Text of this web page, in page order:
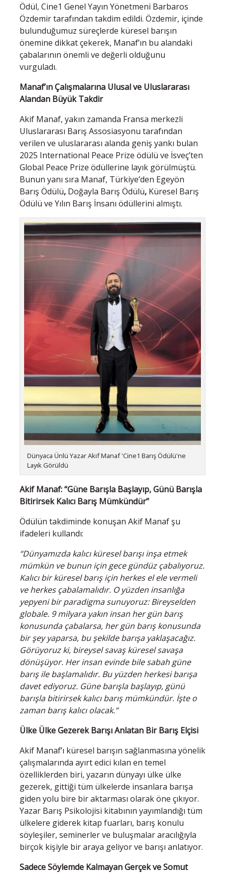
Ödül, Cine1 Genel Yayın Yönetmeni Barbaros
Özdemir tarafından takdim edildi. Özdemir, içinde
bulunduğumuz süreçlerde küresel barışın
önemine dikkat çekerek, Manaf’ın bu alandaki
çabalarının önemli ve değerli olduğunu
vurguladı.
Manaf’ın Çalışmalarına Ulusal ve Uluslararası
Alandan Büyük Takdir
Akif Manaf, yakın zamanda Fransa merkezli
Uluslararası Barış Assosiasyonu tarafından
verilen ve uluslararası alanda geniş yankı bulan
2025 International Peace Prize ödülü ve İsveç’ten
Global Peace Prize ödüllerine layık görülmüştü.
Bunun yanı sıra Manaf, Türkiye’den Egeyön
Barış Ödülü, Doğayla Barış Ödülü, Küresel Barış
Ödülü ve Yılın Barış İnsanı ödüllerini almıştı.
Dünyaca Ünlü Yazar Akif Manaf 'Cine1 Barış Ödülü'ne
Layık Görüldü
Akif Manaf: “Güne Barışla Başlayıp, Günü Barışla
Bitirirsek Kalıcı Barış Mümkündür”
Ödülün takdiminde konuşan Akif Manaf şu
ifadeleri kullandı:
“Dünyamızda kalıcı küresel barışı inşa etmek
mümkün ve bunun için gece gündüz çabalıyoruz.
Kalıcı bir küresel barış için herkes el ele vermeli
ve herkes çabalamalıdır. O yüzden insanlığa
yepyeni bir paradigma sunuyoruz: Bireyselden
globale. 9 milyara yakın insan her gün barış
konusunda çabalarsa, her gün barış konusunda
bir şey yaparsa, bu şekilde barışa yaklaşacağız.
Görüyoruz ki, bireysel savaş küresel savaşa
dönüşüyor. Her insan evinde bile sabah güne
barış ile başlamalıdır. Bu yüzden herkesi barışa
davet ediyoruz. Güne barışla başlayıp, günü
barışla bitirirsek kalıcı barış mümkündür. İşte o
zaman barış kalıcı olacak.”
Ülke Ülke Gezerek Barışı Anlatan Bir Barış Elçisi
Akif Manaf’ı küresel barışın sağlanmasına yönelik
çalışmalarında ayırt edici kılan en temel
özelliklerden biri, yazarın dünyayı ülke ülke
gezerek, gittiği tüm ülkelerde insanlara barışa
giden yolu bire bir aktarması olarak öne çıkıyor.
Yazar Barış Psikolojisi kitabının yayımlandığı tüm
ülkelere giderek kitap fuarları, barış konulu
söyleşiler, seminerler ve buluşmalar aracılığıyla
birçok kişiyle bir araya geliyor ve barışı anlatıyor.
Sadece Söylemde Kalmayan Gerçek ve Somut